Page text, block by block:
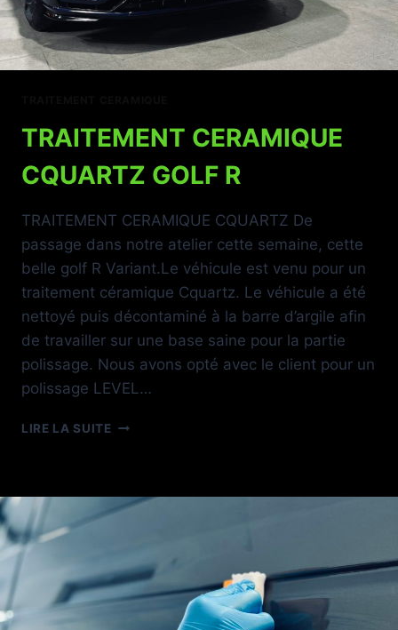
TRAITEMENT CERAMIQUE
CQUARTZ GOLF R
TRAITEMENT CERAMIQUE CQUARTZ De
passage dans notre atelier cette semaine, cette
belle golf R Variant.Le véhicule est venu pour un
traitement céramique Cquartz. Le véhicule a été
nettoyé puis décontaminé à la barre d’argile afin
de travailler sur une base saine pour la partie
polissage. Nous avons opté avec le client pour un
polissage LEVEL…
LIRE LA SUITETRAITEMENT
R